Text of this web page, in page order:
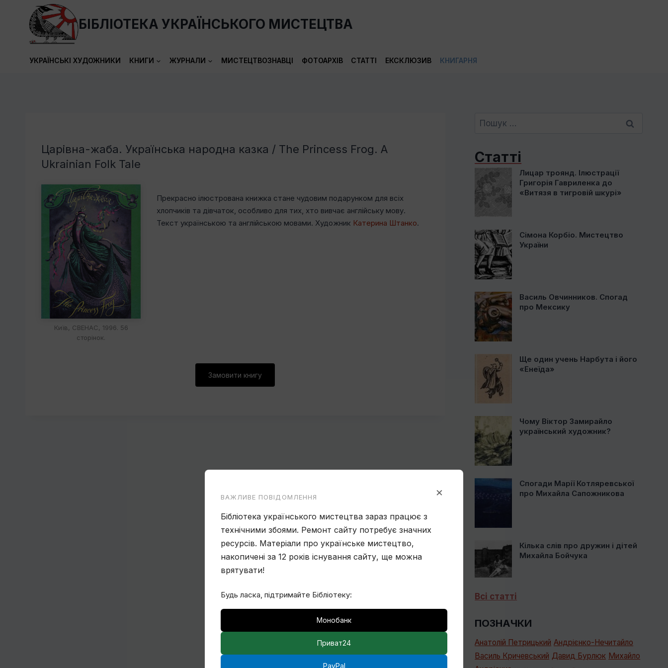
БІБЛІОТЕКА УКРАЇНСЬКОГО МИСТЕЦТВА
УКРАЇНСЬКІ ХУДОЖНИКИ КНИГИ ЖУРНАЛИ МИСТЕЦТВОЗНАВЦІ ФОТОАРХІВ СТАТТІ ЕКСКЛЮЗИВ КНИГАРНЯ
Царівна-жаба. Українська народна казка / The Princess Frog. A
Ukrainian Folk Tale
Київ, СВЕНАС, 1996. 56
сторінок.
Прекрасно ілюстрована книжка стане чудовим подарунком для всіх
хлопчиків та дівчаток, особливо для тих, хто вивчає англійську мову.
Текст українською та англійською мовами. Художник Катерина Штанко.
Замовити книгу
Пошук:
Статті
Лицар троянд. Ілюстрації
Григорія Гавриленка до
«Витязя в тигровій шкурі»
Сімона Корбіо. Мистецтво
України
Василь Овчинников. Спогад
про Мексику
Ще один учень Нарбута і його
«Енеїда»
Чому Віктор Замирайло
український художник?
Спогади Марії Котляревської
про Михайла Сапожникова
Кілька слів про дружин і дітей
Михайла Бойчука
Всі статті
ПОЗНАЧКИ
Анатолій Петрицький Андрієнко-Нечитайло
Василь Кричевський Давид Бурлюк Михайло
×
ВАЖЛИВЕ ПОВІДОМЛЕННЯ
Бібліотека українського мистецтва зараз працює з
технічними збоями. Ремонт сайту потребує значних
ресурсів. Матеріали про українське мистецтво,
накопичені за 12 років існування сайту, ще можна
врятувати!
Будь ласка, підтримайте Бібліотеку:
Монобанк
Приват24
PayPal